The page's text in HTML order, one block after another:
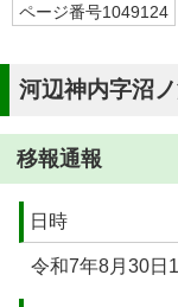
ページ番号1049124
河辺神内字沼
移報通報
日時
令和7年8月30日